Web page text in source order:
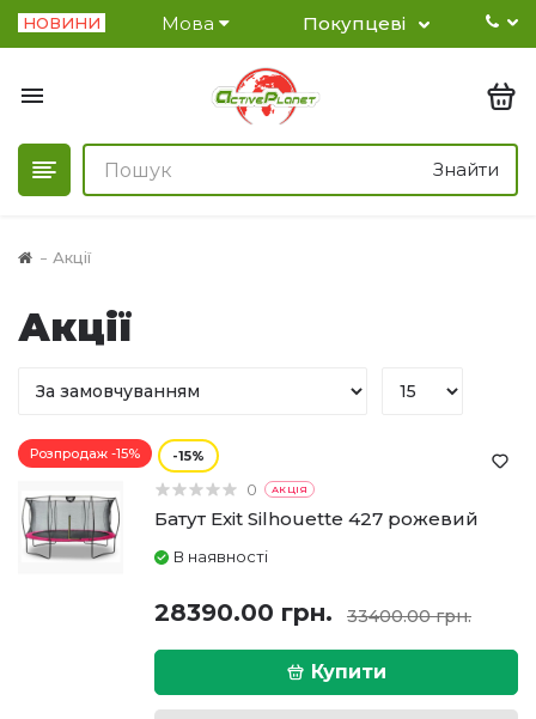
НОВИНИ Мова Покупцеві
Знайти
Акції
Акції
Розпродаж -15% 15
0 АКЦІЯ
Батут Exit Silhouette 427 рожевий
В наявності
28390.00 грн. 33400.00 грн.
Купити